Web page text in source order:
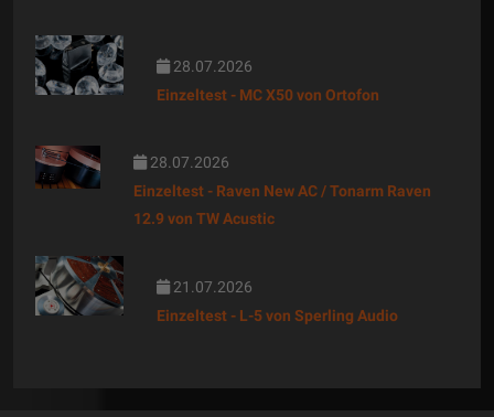
28.07.2026
Einzeltest - MC X50 von Ortofon
28.07.2026
Einzeltest - Raven New AC / Tonarm Raven
12.9 von TW Acustic
21.07.2026
Einzeltest - L-5 von Sperling Audio